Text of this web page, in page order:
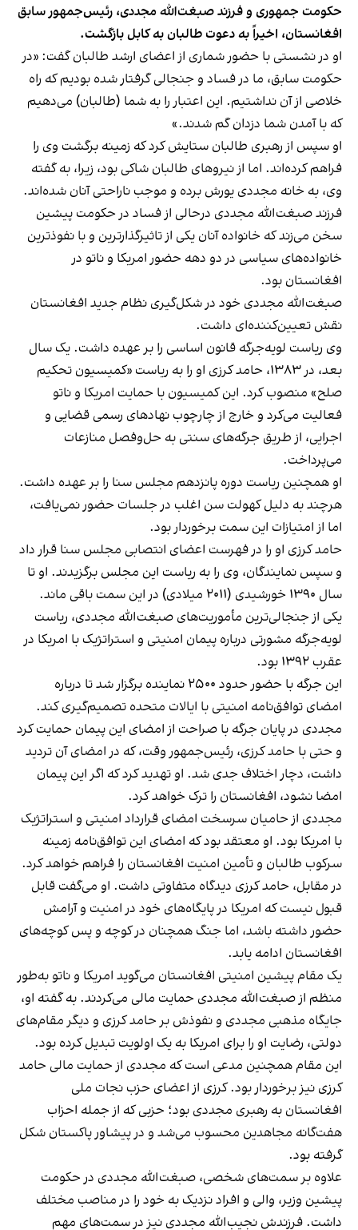
حکومت جمهوری و فرزند صبغت‌الله مجددی، رئیس‌جمهور سابق
افغانستان، اخیراً به دعوت طالبان به کابل بازگشت.
او در نشستی با حضور شماری از اعضای ارشد طالبان گفت: «در
حکومت سابق، ما در فساد و جنجالی گرفتار شده بودیم که راه
خلاصی از آن نداشتیم. این اعتبار را به شما (طالبان) می‌دهیم
که با آمدن شما دزدان گم شدند.»
او سپس از رهبری طالبان ستایش کرد که زمینه برگشت وی را
فراهم کرده‌اند. اما از نیروهای طالبان شاکی بود، زیرا، به گفته
وی، به خانه مجددی یورش برده و موجب ناراحتی آنان شده‌اند.
فرزند صبغت‌الله مجددی درحالی از فساد در حکومت پیشین
سخن می‌زند که خانواده آنان یکی از تاثیرگذارترین و با نفوذترین
خانواده‌های سیاسی در دو دهه حضور امریکا و ناتو در
افغانستان بود.
صبغت‌الله مجددی خود در شکل‌گیری نظام جدید افغانستان
نقش تعیین‌کننده‌ای داشت.
وی ریاست لویه‌جرگه قانون اساسی را بر عهده داشت. یک سال
بعد، در ۱۳۸۳، حامد کرزی او را به ریاست «کمیسیون تحکیم
صلح» منصوب کرد. این کمیسیون با حمایت امریکا و ناتو
فعالیت می‌کرد و خارج از چارچوب نهادهای رسمی قضایی و
اجرایی، از طریق جرگه‌های سنتی به حل‌وفصل منازعات
می‌پرداخت.
او همچنین ریاست دوره پانزدهم مجلس سنا را بر عهده داشت.
هرچند به دلیل کهولت سن اغلب در جلسات حضور نمی‌یافت،
اما از امتیازات این سمت برخوردار بود.
حامد کرزی او را در فهرست اعضای انتصابی مجلس سنا قرار داد
و سپس نمایندگان، وی را به ریاست این مجلس برگزیدند. او تا
سال ۱۳۹۰ خورشیدی (۲۰۱۱ میلادی) در این سمت باقی ماند.
یکی از جنجالی‌ترین مأموریت‌های صبغت‌الله مجددی، ریاست
لویه‌جرگه مشورتی درباره پیمان امنیتی و استراتژیک با امریکا در
عقرب ۱۳۹۲ بود.
این جرگه با حضور حدود ۲۵۰۰ نماینده برگزار شد تا درباره
امضای توافق‌نامه امنیتی با ایالات متحده تصمیم‌گیری کند.
مجددی در پایان جرگه با صراحت از امضای این پیمان حمایت کرد
و حتی با حامد کرزی، رئیس‌جمهور وقت، که در امضای آن تردید
داشت، دچار اختلاف جدی شد. او تهدید کرد که اگر این پیمان
امضا نشود، افغانستان را ترک خواهد کرد.
مجددی از حامیان سرسخت امضای قرارداد امنیتی و استراتژیک
با امریکا بود. او معتقد بود که امضای این توافق‌نامه زمینه
سرکوب طالبان و تأمین امنیت افغانستان را فراهم خواهد کرد.
در مقابل، حامد کرزی دیدگاه متفاوتی داشت. او می‌گفت قابل
قبول نیست که امریکا در پایگاه‌های خود در امنیت و آرامش
حضور داشته باشد، اما جنگ همچنان در کوچه‌ و پس‌ کوچه‌های
افغانستان ادامه یابد.
یک مقام پیشین امنیتی افغانستان می‌گوید امریکا و ناتو به‌طور
منظم از صبغت‌الله مجددی حمایت مالی می‌کردند. به گفته او،
جایگاه مذهبی مجددی و نفوذش بر حامد کرزی و دیگر مقام‌های
دولتی، رضایت او را برای امریکا به یک اولویت تبدیل کرده بود.
این مقام همچنین مدعی است که مجددی از حمایت مالی حامد
کرزی نیز برخوردار بود. کرزی از اعضای حزب نجات ملی
افغانستان به رهبری مجددی بود؛ حزبی که از جمله احزاب
هفت‌گانه مجاهدین محسوب می‌شد و در پیشاور پاکستان شکل
گرفته بود.
علاوه بر سمت‌های شخصی، صبغت‌الله مجددی در حکومت
پیشین وزیر، والی و افراد نزدیک به خود را در مناصب مختلف
داشت. فرزندش نجیب‌الله مجددی نیز در سمت‌های مهم